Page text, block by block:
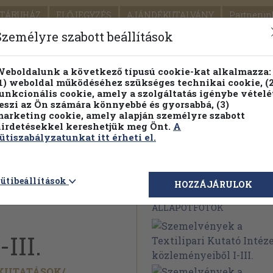
ELŐJEGYZÉS AJÁNDÉKUTALVÁNY
SEGÍTSÉG
PILLANATNYI ÁRAINK FENNTARTHATÓ
Részletes kereső Témaköri fa
III.
Megvásárolható
ÁLLAPOTFOTÓK
szabott beállítások
a következő típusú cookie-kat alkalmazza:
weboldal működéséhez szükséges technikai cookie,
cookie, amely a szolgáltatás igénybe
az Ön számára könnyebbé és gyorsabbá, (3)
cookie, amely alapján személyre szabott
kereshetjük meg Önt. A
itt érheti el.
HOZZÁJÁRULOK